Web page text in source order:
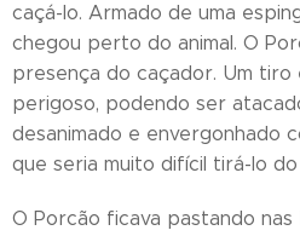
caçá-lo. Armado de uma
chegou perto do animal. O
presença do caçador. Um
perigoso, podendo ser
desanimado e envergonhado
que seria muito difícil tirá-lo do
O Porcão ficava pastando